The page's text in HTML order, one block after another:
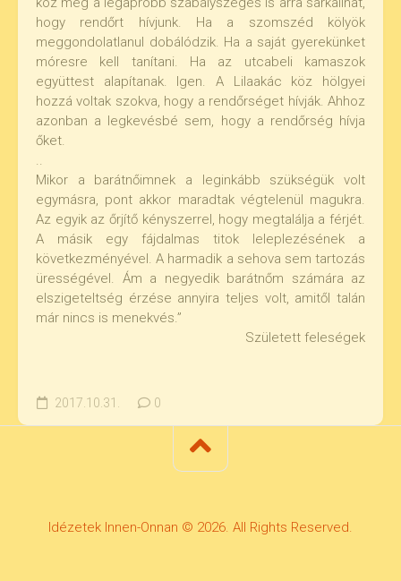
hogy rendőrt hívjunk. Ha a szomszéd kölyök
meggondolatlanul dobálódzik. Ha a saját gyerekünket
móresre kell tanítani. Ha az utcabeli kamaszok
együttest alapítanak. Igen. A Lilaakác köz hölgyei
hozzá voltak szokva, hogy a rendőrséget hívják. Ahhoz
azonban a legkevésbé sem, hogy a rendőrség hívja
őket.
..
Mikor a barátnőimnek a leginkább szükségük volt
egymásra, pont akkor maradtak végtelenül magukra.
Az egyik az őrjítő kényszerrel, hogy megtalálja a férjét.
A másik egy fájdalmas titok leleplezésének a
következményével. A harmadik a sehova sem tartozás
ürességével. Ám a negyedik barátnőm számára az
elszigeteltség érzése annyira teljes volt, amitől talán
már nincs is menekvés.”
Született feleségek
2017.10.31. 0
Idézetek Innen-Onnan © 2026. All Rights Reserved.